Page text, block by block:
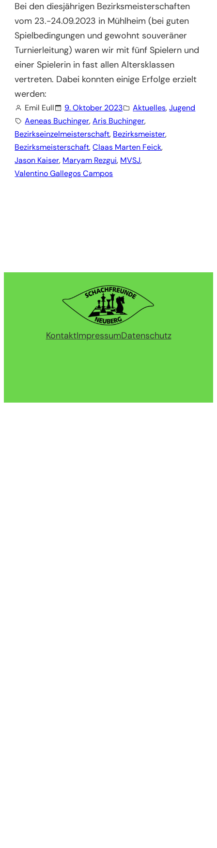
Bei den diesjährigen Bezirksmeisterschaften
vom 23.-24.09.2023 in Mühlheim (bei guten
Spielbedingungen und gewohnt souveräner
Turnierleitung) waren wir mit fünf Spielern und
einer Spielerin in fast allen Altersklassen
vertreten. Dabei konnten einige Erfolge erzielt
werden:
Emil Eull 9. Oktober 2023 Aktuelles, Jugend
Aeneas Buchinger, Aris Buchinger,
Bezirkseinzelmeisterschaft, Bezirksmeister,
Bezirksmeisterschaft, Claas Marten Feick,
Jason Kaiser, Maryam Rezgui, MVSJ,
Valentino Gallegos Campos
KontaktImpressumDatenschutz